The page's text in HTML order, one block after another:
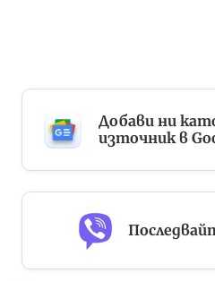
Добави ни
източник в